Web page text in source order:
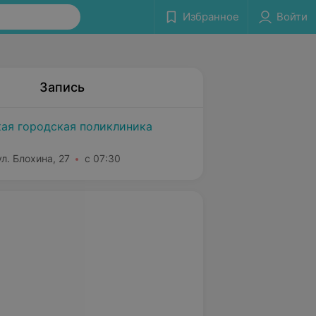
Избранное Войти
Запись
городская поликлиника
Блохина, 27 с 07:30